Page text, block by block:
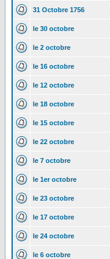
31 Octobre 1756
le 30 octobre
le 2 octobre
le 16 octobre
le 12 octobre
le 18 octobre
le 15 octobre
le 22 octobre
le 7 octobre
le 1er octobre
le 23 octobre
le 17 octobre
le 24 octobre
le 6 octobre